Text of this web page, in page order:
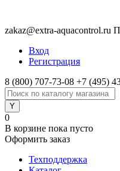
zakaz@extra-
Вход
Регистрация
8 (800) 707-73-08 +7 (495)
0
В корзине пока пусто
Оформить заказ
Техподдержка